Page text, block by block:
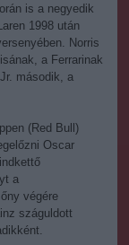
is a negyedik
1998 után
Norris
a Ferrarinak
második, a
(Red Bull)
Oscar
a
végére
száguldott